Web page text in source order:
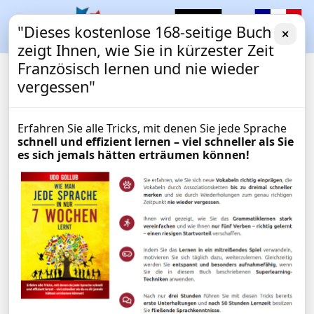
"Dieses kostenlose 168-seitige Buch
zeigt Ihnen, wie Sie in kürzester Zeit
Französisch lernen und nie wieder
vergessen"
✕
Erfahren Sie alle Tricks, mit denen Sie jede Sprache
schnell und effizient lernen – viel schneller als Sie
es sich jemals hätten erträumen können!